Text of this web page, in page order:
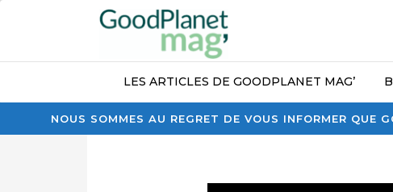
NOUS SOMMES AU REGRET DE VOUS INFORMER
LES ARTICLES DE GOODPLANET MAG’